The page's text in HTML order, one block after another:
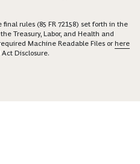
rules (85 FR 72158) set forth in the
Treasury, Labor, and Health and
Machine Readable Files orhere
Disclosure.